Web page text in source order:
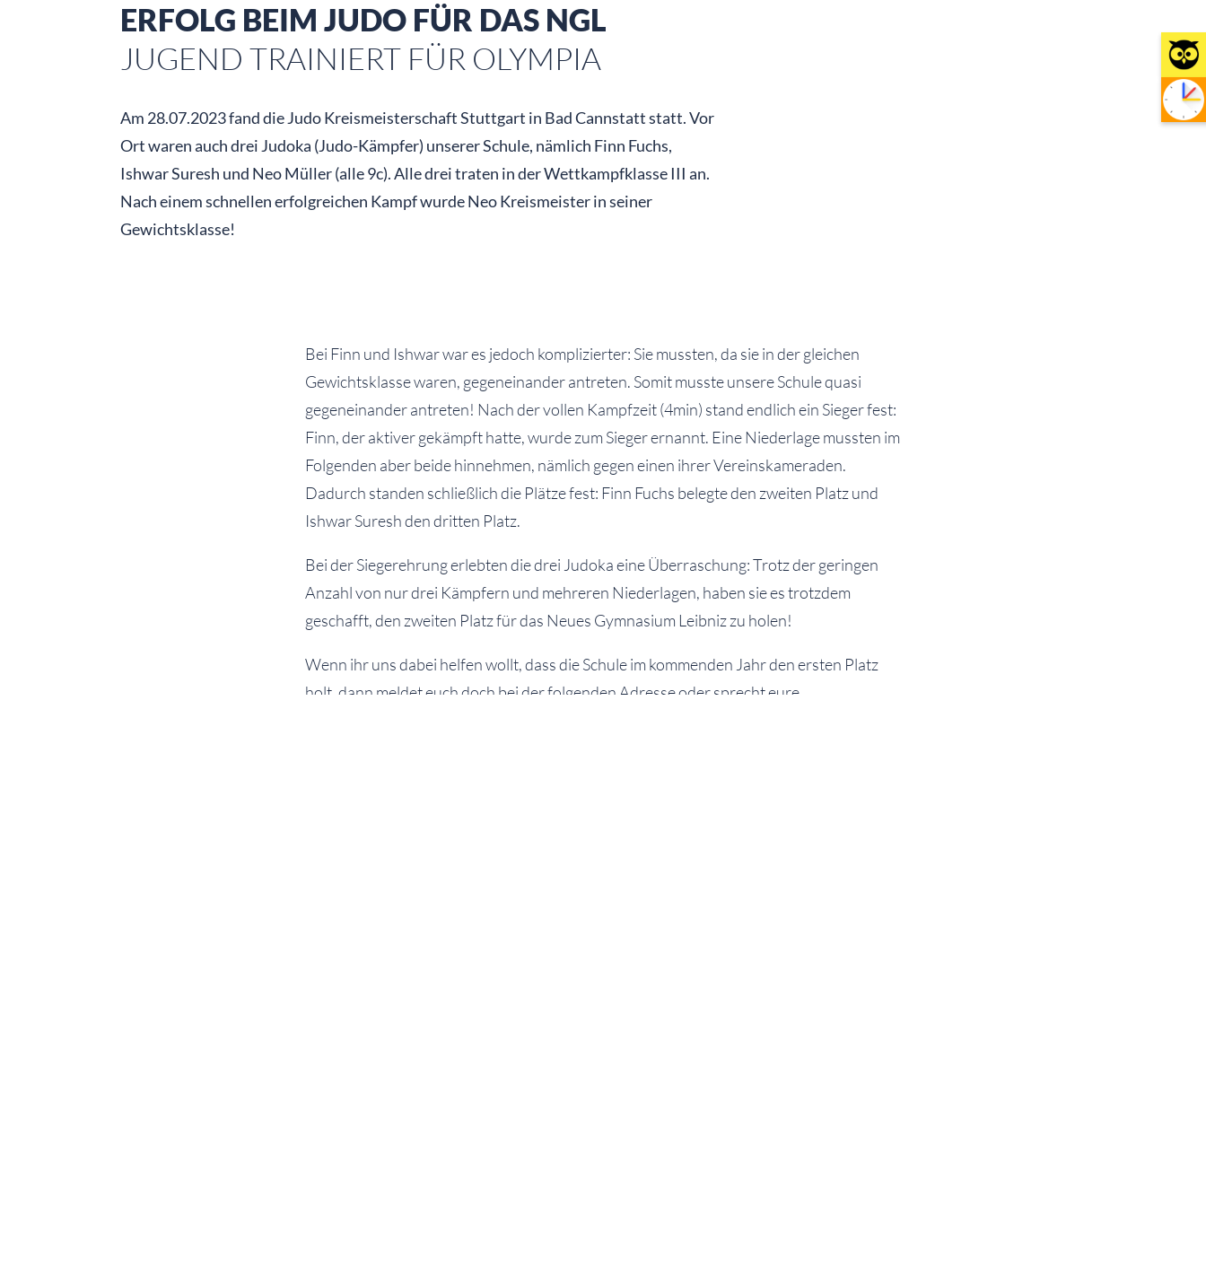
ERFOLG BEIM JUDO FÜR DAS NGL
JUGEND TRAINIERT FÜR OLYMPIA
Am 28.07.2023 fand die Judo Kreismeisterschaft Stuttgart in Bad Cannstatt statt. Vor
Ort waren auch drei Judoka (Judo-Kämpfer) unserer Schule, nämlich Finn Fuchs,
Ishwar Suresh und Neo Müller (alle 9c). Alle drei traten in der Wettkampfklasse III an.
Nach einem schnellen erfolgreichen Kampf wurde Neo Kreismeister in seiner
Gewichtsklasse!
Bei Finn und Ishwar war es jedoch komplizierter: Sie mussten, da sie in der gleichen
Gewichtsklasse waren, gegeneinander antreten. Somit musste unsere Schule quasi
gegeneinander antreten! Nach der vollen Kampfzeit (4min) stand endlich ein Sieger fest:
Finn, der aktiver gekämpft hatte, wurde zum Sieger ernannt. Eine Niederlage mussten im
Folgenden aber beide hinnehmen, nämlich gegen einen ihrer Vereinskameraden.
Dadurch standen schließlich die Plätze fest: Finn Fuchs belegte den zweiten Platz und
Ishwar Suresh den dritten Platz.
Bei der Siegerehrung erlebten die drei Judoka eine Überraschung: Trotz der geringen
Anzahl von nur drei Kämpfern und mehreren Niederlagen, haben sie es trotzdem
geschafft, den zweiten Platz für das Neues Gymnasium Leibniz zu holen!
Wenn ihr uns dabei helfen wollt, dass die Schule im kommenden Jahr den ersten Platz
holt, dann meldet euch doch bei der folgenden Adresse oder sprecht eure